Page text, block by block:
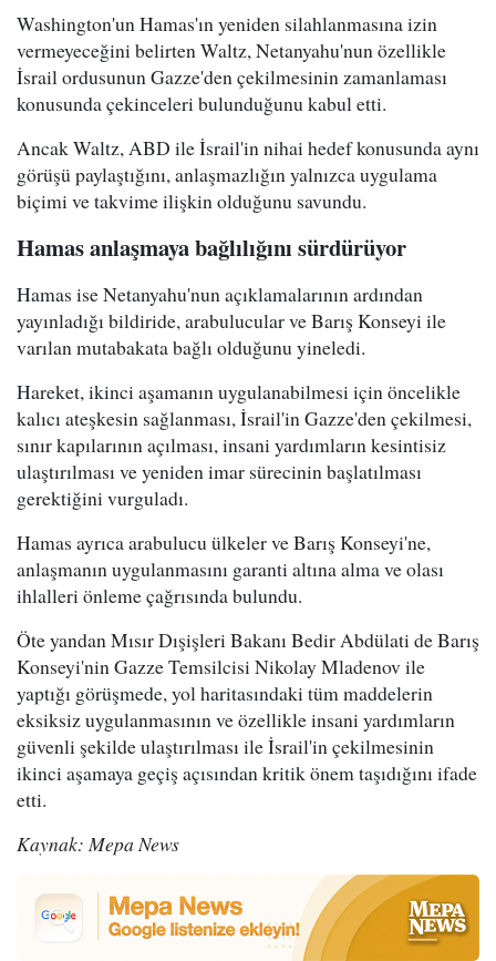
Washington'un Hamas'ın yeniden silahlanmasına izin
vermeyeceğini belirten Waltz, Netanyahu'nun özellikle
İsrail ordusunun Gazze'den çekilmesinin zamanlaması
konusunda çekinceleri bulunduğunu kabul etti.
Ancak Waltz, ABD ile İsrail'in nihai hedef konusunda aynı
görüşü paylaştığını, anlaşmazlığın yalnızca uygulama
biçimi ve takvime ilişkin olduğunu savundu.
Hamas anlaşmaya bağlılığını sürdürüyor
Hamas ise Netanyahu'nun açıklamalarının ardından
yayınladığı bildiride, arabulucular ve Barış Konseyi ile
varılan mutabakata bağlı olduğunu yineledi.
Hareket, ikinci aşamanın uygulanabilmesi için öncelikle
kalıcı ateşkesin sağlanması, İsrail'in Gazze'den çekilmesi,
sınır kapılarının açılması, insani yardımların kesintisiz
ulaştırılması ve yeniden imar sürecinin başlatılması
gerektiğini vurguladı.
Hamas ayrıca arabulucu ülkeler ve Barış Konseyi'ne,
anlaşmanın uygulanmasını garanti altına alma ve olası
ihlalleri önleme çağrısında bulundu.
Öte yandan Mısır Dışişleri Bakanı Bedir Abdülati de Barış
Konseyi'nin Gazze Temsilcisi Nikolay Mladenov ile
yaptığı görüşmede, yol haritasındaki tüm maddelerin
eksiksiz uygulanmasının ve özellikle insani yardımların
güvenli şekilde ulaştırılması ile İsrail'in çekilmesinin
ikinci aşamaya geçiş açısından kritik önem taşıdığını ifade
etti.
Kaynak: Mepa News